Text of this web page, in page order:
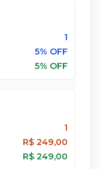
1
5% OFF
5% OFF
1
R$ 249,00
R$ 249,00